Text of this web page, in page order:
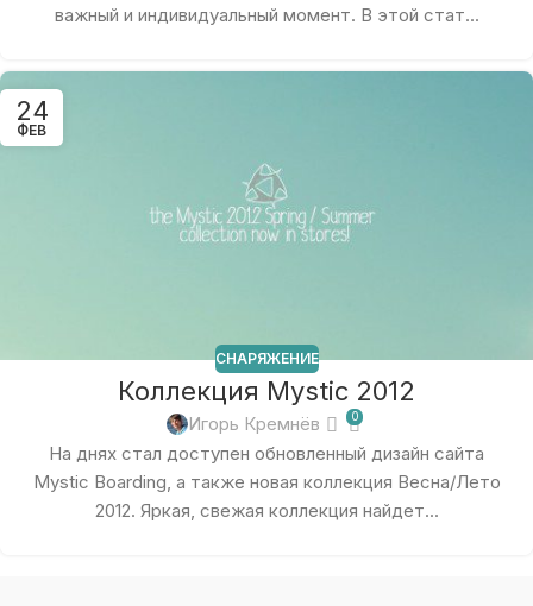
важный и индивидуальный момент. В этой стат...
24
ФЕВ
СНАРЯЖЕНИЕ
Коллекция Mystic 2012
Игорь Кремнёв 0
На днях стал доступен обновленный дизайн сайта
Mystic Boarding, а также новая коллекция Весна/Лето
2012. Яркая, свежая коллекция найдет...